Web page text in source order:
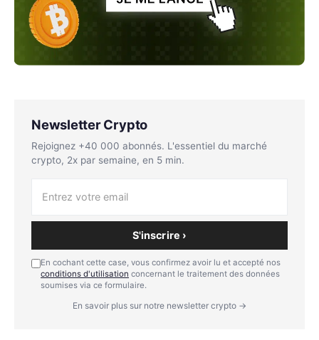
Newsletter Crypto
Rejoignez +40 000 abonnés. L'essentiel du marché
crypto, 2x par semaine, en 5 min.
S'inscrire ›
En cochant cette case, vous confirmez avoir lu et accepté nos
conditions d'utilisation concernant le traitement des données
soumises via ce formulaire.
En savoir plus sur notre newsletter crypto →